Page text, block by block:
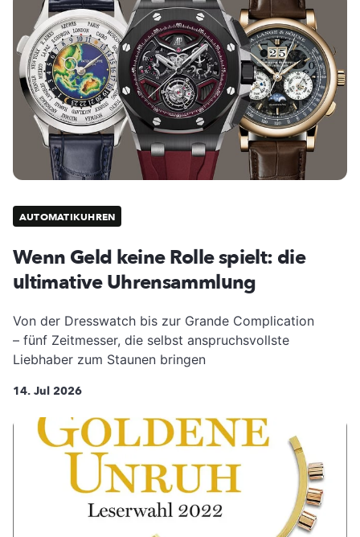
AUTOMATIKUHREN
Wenn Geld keine Rolle spielt: die
ultimative Uhrensammlung
Von der Dresswatch bis zur Grande Complication
– fünf Zeitmesser, die selbst anspruchsvollste
Liebhaber zum Staunen bringen
14. Jul 2026